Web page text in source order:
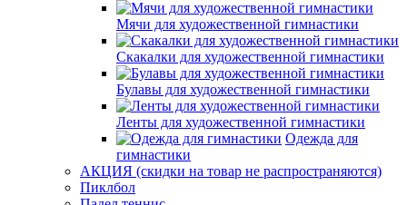
Мячи для художественной гимнастики
Скакалки для художественной гимнастики
Булавы для художественной гимнастики
Ленты для художественной гимнастики
Одежда для
гимнастики
АКЦИЯ (скидки на товар не распространяются)
Пиклбол